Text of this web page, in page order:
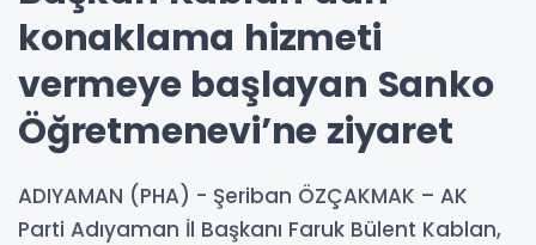
konaklama hizmeti
vermeye başlayan Sanko
Öğretmenevi’ne ziyaret
ADIYAMAN (PHA) - Şeriban ÖZÇAKMAK – AK
Parti Adıyaman İl Başkanı Faruk Bülent Kablan,